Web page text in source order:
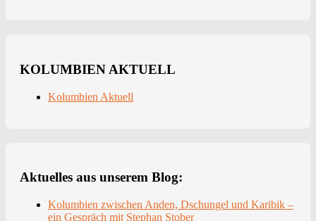
KOLUMBIEN AKTUELL
Kolumbien Aktuell
Aktuelles aus unserem Blog:
Kolumbien zwischen Anden, Dschungel und Karibik –
ein Gespräch mit Stephan Stober